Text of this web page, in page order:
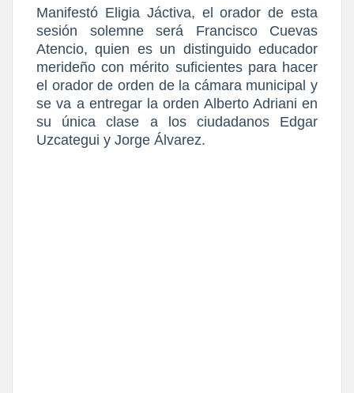
Manifestó Eligia Jáctiva, el orador de esta
sesión solemne será Francisco Cuevas
Atencio, quien es un distinguido educador
merideño con mérito suficientes para hacer
el orador de orden de la cámara municipal y
se va a entregar la orden Alberto Adriani en
su única clase a los ciudadanos Edgar
Uzcategui y Jorge Álvarez.